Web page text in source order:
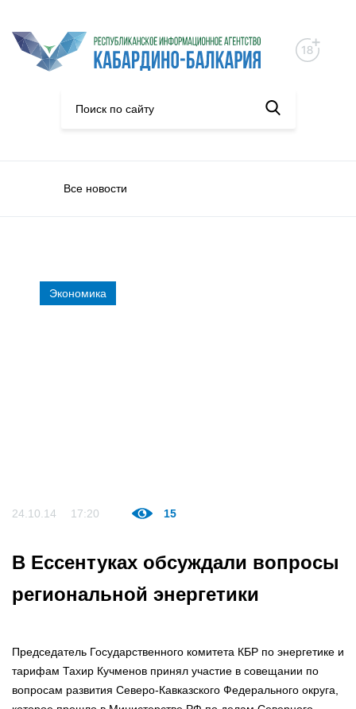
Все новости
Экономика
24.10.14 17:20 15
В Ессентуках обсуждали вопросы
региональной энергетики
Председатель Государственного комитета КБР по энергетике и
тарифам Тахир Кучменов принял участие в совещании по
вопросам развития Северо-Кавказского Федерального округа,